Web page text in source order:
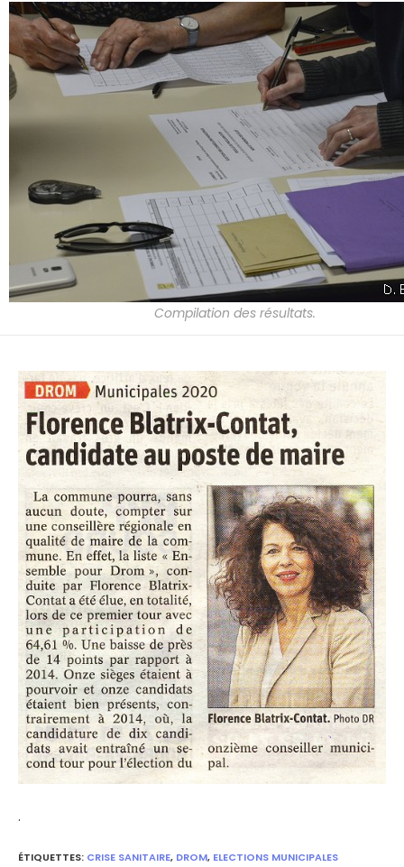
Compilation des résultats.
.
ÉTIQUETTES: CRISE SANITAIRE, DROM, ELECTIONS MUNICIPALES